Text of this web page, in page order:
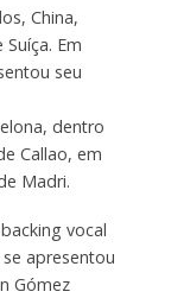
China,
Em
seu
dentro
Callao, em
Madri.
vocal
apresentou
Gómez